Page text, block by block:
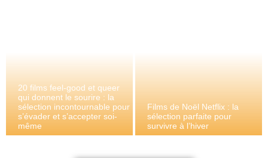
20 films feel-good et queer
qui donnent le sourire : la
sélection incontournable pour
s’évader et s’accepter soi-
même
Films de Noël Netflix : la
sélection parfaite pour
survivre à l’hiver